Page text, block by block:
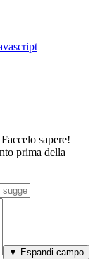
sapere!
prima della
▼ Espandi campo